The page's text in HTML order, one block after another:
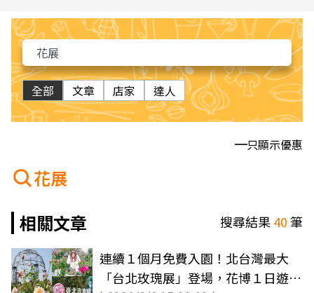
全部 文章 店家 達人
只顯示優惠
花展
相關文章
搜尋結果40筆
連續１個月免費入園！北台灣最大
「台北玫瑰展」登場，花博１日遊景